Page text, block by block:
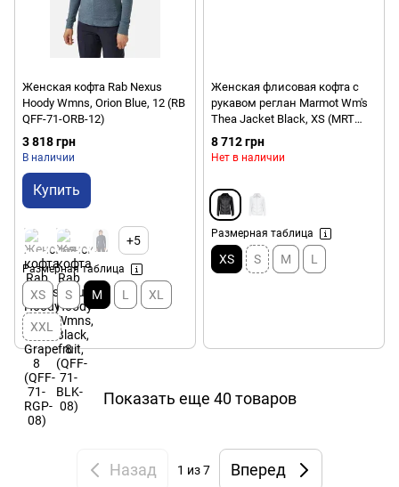
Женская кофта Rab Nexus
Hoody Wmns, Orion Blue, 12 (RB
QFF-71-ORB-12)
3 818 грн
В наличии
Купить
+5
Размерная таблица
XS S M L XL
XXL
Женская флисовая кофта с
рукавом реглан Marmot Wm's
Thea Jacket Black, XS (MRT
89040.001-XS)
8 712 грн
Нет в наличии
Размерная таблица
XS S M L
Показать еще 40 товаров
Назад 1 из 7 Вперед